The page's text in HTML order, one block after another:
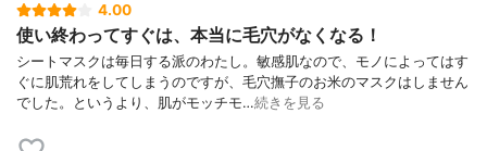
4.00
使い終わってすぐは、本当に毛穴がなくなる！
シートマスクは毎日する派のわたし。敏感肌なので、モノによってはす
ぐに肌荒れをしてしまうのですが、毛穴撫子のお米のマスクはしません
でした。というより、肌がモッチモ…続きを見る